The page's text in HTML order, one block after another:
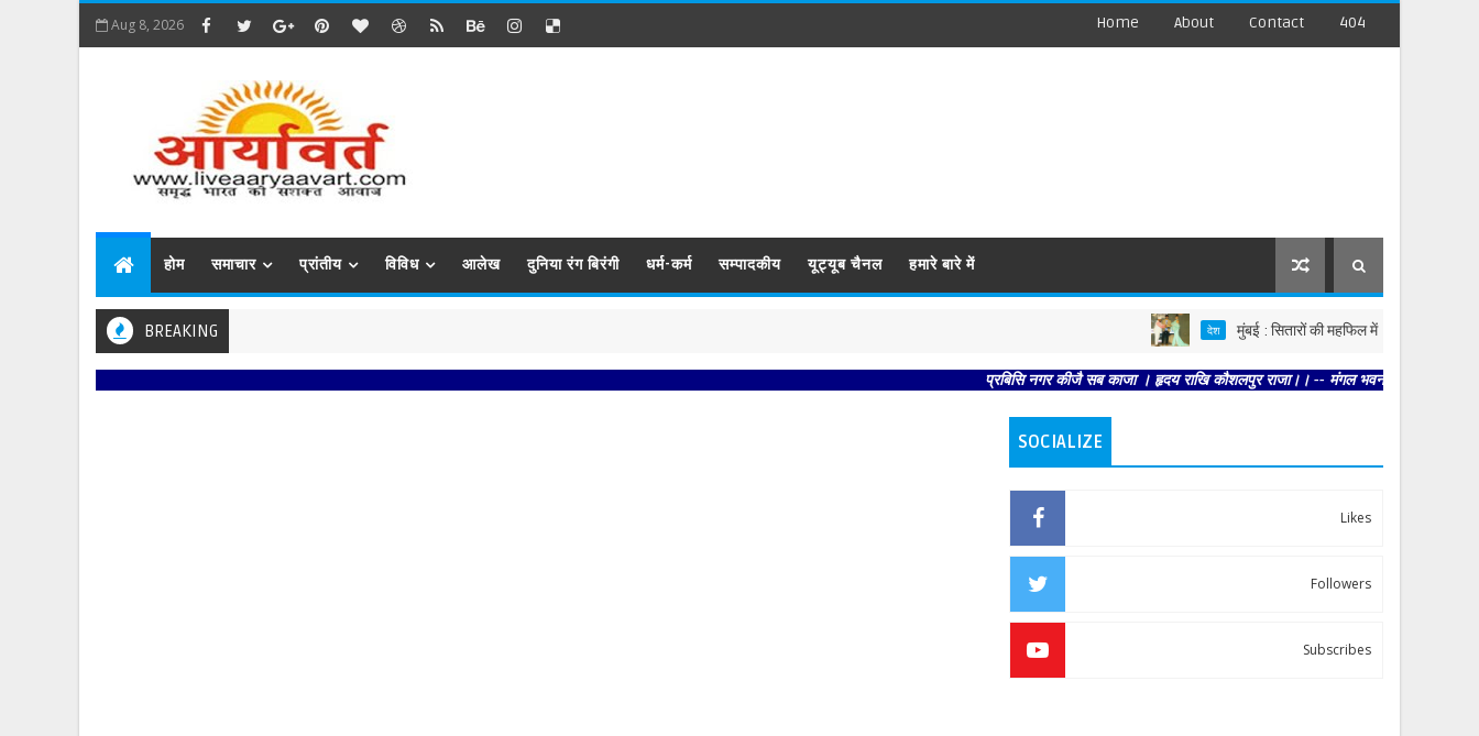
Aug 8, 2026 Home About Contact 404
होम समाचार प्रांतीय विविध आलेख दुनिया रंग बिरंगी धर्म-कर्म सम्पादकीय यूट्यूब चैनल हमारे बारे में
BREAKING देश मुंबई : सितारों की महफिल में डॉ. खोजा का जलवा
प्रबिसि नगर कीजै सब काजा । हृदय राखि कौशलपुर राजा।। -- मंगल भवन अमंगल हारी। द्रवहु
SOCIALIZE
Likes
Followers
Subscribes